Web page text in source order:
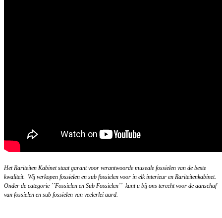
Het Rariteiten Kabinet staat garant voor verantwoorde museale fossielen van de beste
kwaliteit. Wij verkopen fossielen en sub fossielen voor in elk interieur en Rariteitenkabinet.
Onder de categorie ´´Fossielen en Sub Fossielen´´ kunt u bij ons terecht voor de aanschaf
van fossielen en sub fossielen van veelerlei aard.